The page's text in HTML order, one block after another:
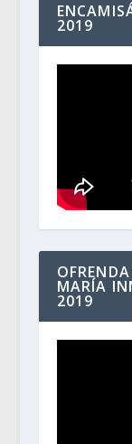
2019
MARÍA
2019